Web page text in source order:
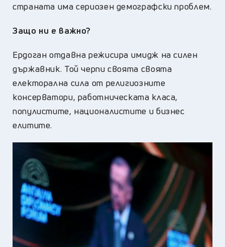
страната има сериозен демографски проблем.
Защо ни е важно?
Ердоган отдавна режисира имидж на силен
държавник. Той черпи своята своята
електорална сила от религиозните
консерватори, работническата класа,
популистите, националистите и бизнес
елитите.